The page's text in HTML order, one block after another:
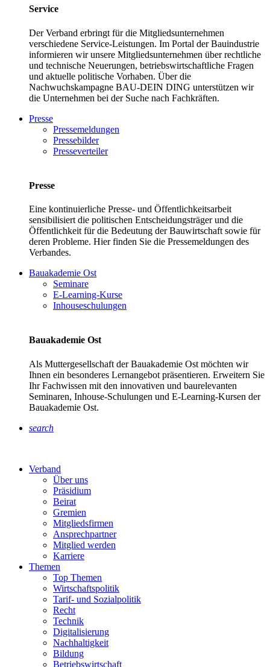
Service
Der Verband erbringt für die Mitgliedsunternehmen
verschiedene Service-Leistungen. Im Portal der Bauindustrie
informieren wir unsere Mitgliedsunternehmen über rechtliche
und technische Neuerungen, betriebswirtschaftliche Fragen
und aktuelle politische Vorhaben. Über die
Nachwuchskampagne BAU-DEIN DING unterstützen wir
die Unternehmen bei der Suche nach Fachkräften.
Presse
Pressemeldungen
Pressebilder
Presseverteiler
Presse
Eine kontinuierliche Presse- und Öffentlichkeitsarbeit
sensibilisiert die politischen Entscheidungsträger und die
Öffentlichkeit für die Bedeutung der Bauwirtschaft sowie für
deren Probleme. Hier finden Sie die Pressemeldungen des
Verbandes.
Bauakademie Ost
Seminare
E-Learning-Kurse
Inhouseschulungen
Bauakademie Ost
Als Muttergesellschaft der Bauakademie Ost möchten wir
Ihnen ein besonderes Lernangebot präsentieren. Erweitern Sie
Ihr Fachwissen mit den innovativen und baurelevanten
Seminaren, Inhouse-Schulungen und E-Learning-Kursen der
Bauakademie Ost.
search
Verband
Über uns
Präsidium
Beirat
Gremien
Mitgliedsfirmen
Ansprechpartner
Mitglied werden
Karriere
Themen
Top Themen
Wirtschaftspolitik
Tarif- und Sozialpolitik
Recht
Technik
Digitalisierung
Nachhaltigkeit
Bildung
Betriebswirtschaft